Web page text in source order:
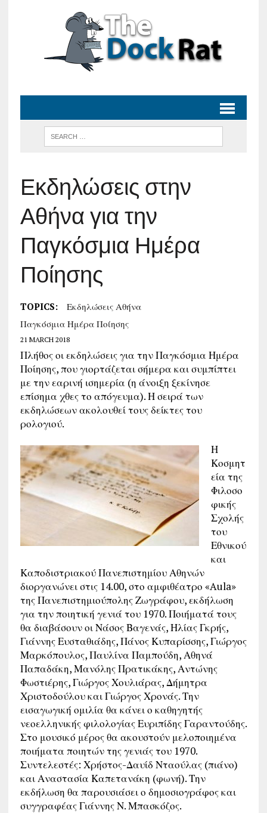
Εκδηλώσεις στην
Αθήνα για την
Παγκόσμια Ημέρα
Ποίησης
TOPICS:
Εκδηλώσεις Αθήνα
Παγκόσμια Ημέρα Ποίησης
21 MARCH 2018
Πλήθος οι εκδηλώσεις για την Παγκόσμια Ημέρα
Ποίησης, που γιορτάζεται σήμερα και συμπίπτει
με την εαρινή ισημερία (η άνοιξη ξεκίνησε
επίσημα χθες το απόγευμα). Η σειρά των
εκδηλώσεων ακολουθεί τους δείκτες του
ρολογιού.
Η
Κοσμητ
εία της
Φιλοσο
φικής
Σχολής
του
Εθνικού
και
Καποδιστριακού Πανεπιστημίου Αθηνών
διοργανώνει στις 14.00, στο αμφιθέατρο «Aula»
της Πανεπιστημιούπολης Ζωγράφου, εκδήλωση
για την ποιητική γενιά του 1970. Ποιήματά τους
θα διαβάσουν οι Νάσος Βαγενάς, Ηλίας Γκρής,
Γιάννης Ευσταθιάδης, Πάνος Κυπαρίσσης, Γιώργος
Μαρκόπουλος, Παυλίνα Παμπούδη, Αθηνά
Παπαδάκη, Μανόλης Πρατικάκης, Αντώνης
Φωστιέρης, Γιώργος Χουλιάρας, Δήμητρα
Χριστοδούλου και Γιώργος Χρονάς. Την
εισαγωγική ομιλία θα κάνει ο καθηγητής
νεοελληνικής φιλολογίας Ευριπίδης Γαραντούδης.
Στο μουσικό μέρος θα ακουστούν μελοποιημένα
ποιήματα ποιητών της γενιάς του 1970.
Συντελεστές: Χρήστος-Δαυίδ Νταούλας (πιάνο)
και Αναστασία Καπετανάκη (φωνή). Την
εκδήλωση θα παρουσιάσει ο δημοσιογράφος και
συγγραφέας Γιάννης Ν. Μπασκόζος.